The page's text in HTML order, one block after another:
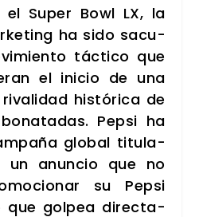
Super Bowl LX, la
ha sido sacu­
tác­ti­co que
el ini­cio de una
his­tó­ri­ca de
Pep­si ha
glo­bal titu­la­
un anun­cio que no
su Pep­si
que gol­pea direc­ta­